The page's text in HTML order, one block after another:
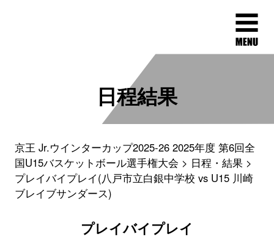
日程結果
京王 Jr.ウインターカップ2025-26 2025年度 第6回全
国U15バスケットボール選手権大会
日程・結果
プレイバイプレイ(八戸市立白銀中学校 vs U15 川崎
ブレイブサンダース)
プレイバイプレイ